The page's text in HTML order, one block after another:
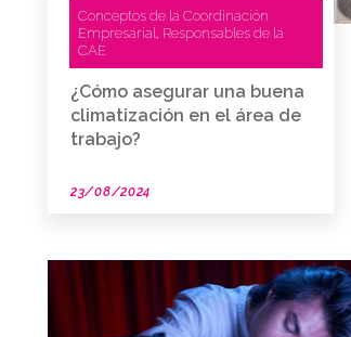
Conceptos de la Coordinación
Empresarial
Responsables de la
CAE
¿Cómo asegurar una buena
climatización en el área de
trabajo?
23/08/2024